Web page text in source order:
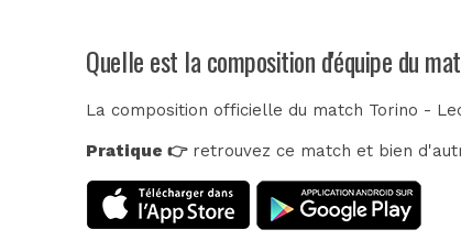
Quelle est la composition d'équipe du
La composition officielle du match Torino -
Pratique 👉retrouvez ce match et bien